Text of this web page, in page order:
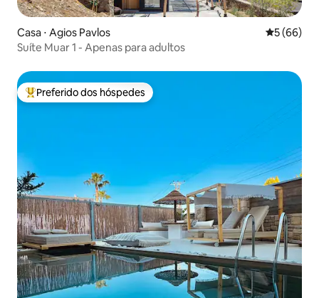
Casa ⋅ Agios Pavlos 5 de uma
5 (66)
Suíte Muar 1 - Apenas para adultos
Entre os melhores preferidos dos hóspedes
Preferido dos hóspedes